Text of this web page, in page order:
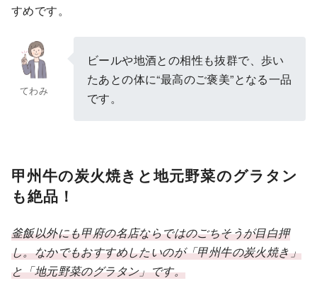
すめです。
てわみ
ビールや地酒との相性も抜群で、歩い
たあとの体に“最高のご褒美”となる一品
です。
甲州牛の炭火焼きと地元野菜のグラタン
も絶品！
釜飯以外にも甲府の名店ならではのごちそうが目白押
し。なかでもおすすめしたいのが「甲州牛の炭火焼き」
と「地元野菜のグラタン」です。